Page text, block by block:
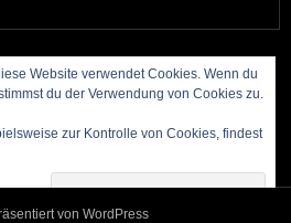
Website verwendet Cookies. Wenn du
du der Verwendung von Cookies zu.
zur Kontrolle von Cookies, findest
von WordPress